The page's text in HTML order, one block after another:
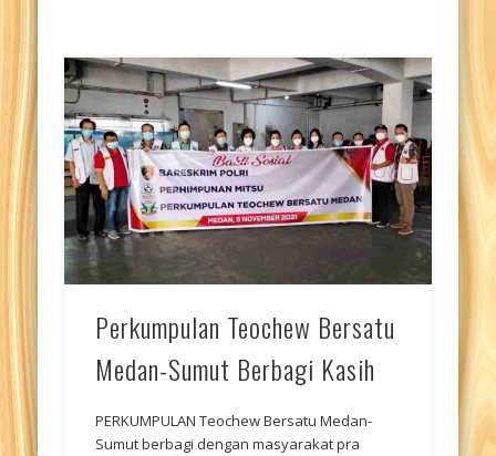
Perkumpulan Teochew Bersatu
Medan-Sumut Berbagi Kasih
PERKUMPULAN Teochew Bersatu Medan-
Sumut berbagi dengan masyarakat pra